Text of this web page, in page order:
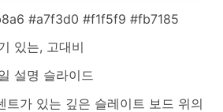
#a7f3d0 #f1f5f9 #fb7185
있는, 고대비
설명 슬라이드
트가 있는 깊은 슬레이트 보드 위의